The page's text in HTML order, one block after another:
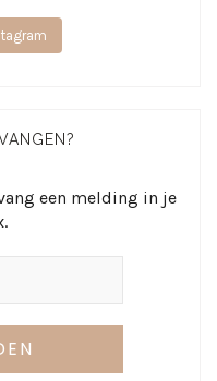
een melding in je